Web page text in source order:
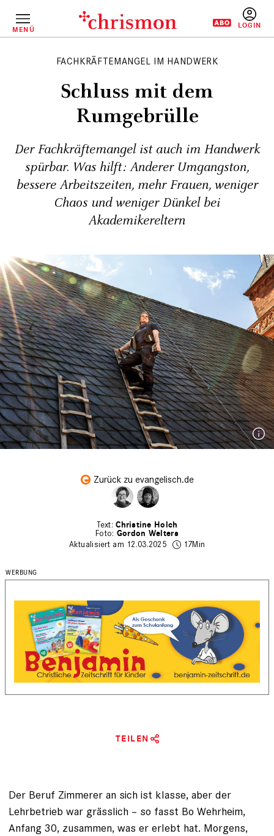
InhaltMENÜ
FACHKRÄFTEMANGEL IM HANDWERK
Schluss mit dem
Rumgebrülle
Der Fachkräftemangel ist auch im Handwerk
spürbar. Was hilft: Anderer Umgangston,
bessere Arbeitszeiten, mehr Frauen, weniger
Chaos und weniger Dünkel bei
Akademikereltern
Zurück zu evangelisch.de
Christine Holch
Gordon Welters
Aktualisiert am 12.03.2025
17Min
TEILEN
Der Beruf Zimmerer an sich ist klasse, aber der
Lehrbetrieb war grässlich – so fasst Bo Wehrheim,
Anfang 30, zusammen, was er erlebt hat. Morgens,